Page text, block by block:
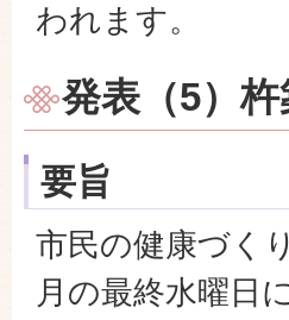
われます。
発表（5）
要旨
市民の健康づく
月の最終水曜日